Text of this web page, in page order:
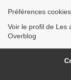
Préférences cookies
Voir le profil de Les
Overblog